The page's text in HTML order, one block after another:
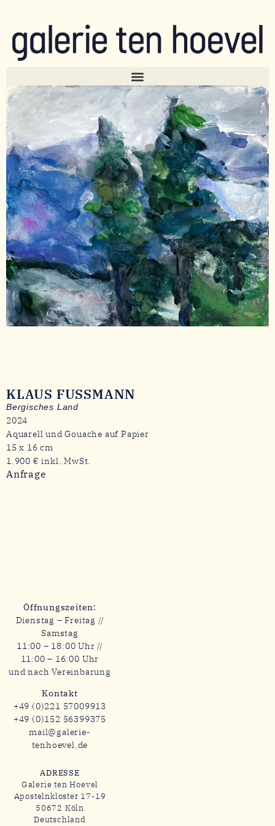
KLAUS FUSSMANN
Bergisches Land
2024
Aquarell und Gouache auf Papier
15 x 16 cm
1.900 € inkl. MwSt.
Anfrage
Öffnungszeiten:
Dienstag – Freitag //
Samstag
11:00 – 18:00 Uhr //
11:00 – 16:00 Uhr
und nach Vereinbarung
Kontakt
+49 (0)221 57009913
+49 (0)152 56399375
mail@galerie-
tenhoevel.de
ADRESSE
Galerie ten Hoevel
Apostelnkloster 17-19
50672 Köln
Deutschland